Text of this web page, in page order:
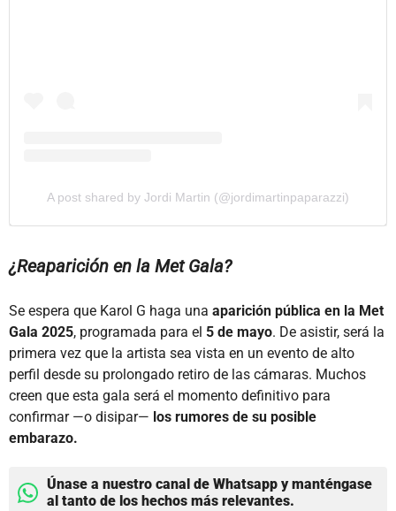
A post shared by Jordi Martin (@jordimartinpaparazzi)
¿Reaparición en la Met Gala?
Se espera que Karol G haga una aparición pública en la Met
Gala 2025, programada para el 5 de mayo. De asistir, será la
primera vez que la artista sea vista en un evento de alto
perfil desde su prolongado retiro de las cámaras. Muchos
creen que esta gala será el momento definitivo para
confirmar —o disipar— los rumores de su posible
embarazo.
Únase a nuestro canal de Whatsapp y manténgase
al tanto de los hechos más relevantes.